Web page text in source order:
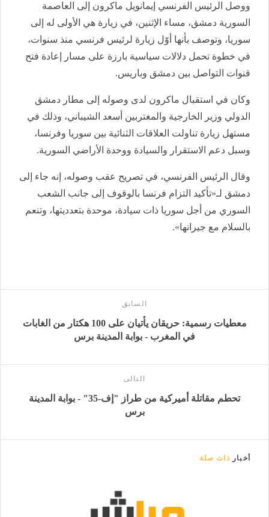
ووصل الرئيس الفرنسي إيمانويل ماكرون إلى العاصمة
السورية دمشق، مساء الإثنين، في زيارة هي الأولى له إلى
سوريا، وتوصف بأنها أوّل زيارة لرئيس فرنسي منذ سنوات،
في خطوة تحمل دلالات سياسية بارزة على مسار إعادة فتح
قنوات التواصل بين دمشق وباريس.
وكان في استقبال ماكرون لدى وصوله إلى مطار دمشق
الدولي وزير الخارجية والمغتربين أسعد الشيباني، وذلك في
مستهل زيارة تناولت العلاقات الثنائية بين سوريا وفرنسا،
وسبل دعم الاستقرار والسيادة ووحدة الأراضي السورية.
وقال الرئيس الفرنسي، في تصريح عقب وصوله، إنه جاء إلى
دمشق لـ«تأكيد التزام فرنسا بالوقوف إلى جانب الشعب
السوري من أجل سوريا ذات سيادة، موحدة بتعدديتها، وتنعم
بالسلام مع جيرانها».
السابق
معطيات رسمية: حريقان يأتيان على 100 هكتار من الغابات
في المغرب - بوابة المدينة برس
التالى
تحطم مقاتلة أميركية من طراز "إف-35" - بوابة المدينة
برس
أخبار ذات صلة